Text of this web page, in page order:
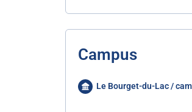
Campus
Le Bourget-du-Lac /